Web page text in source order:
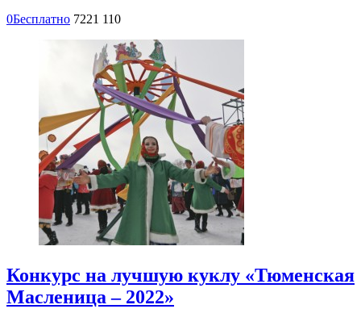
0Бесплатно 7221 110
Конкурс на лучшую куклу «Тюменская
Масленица – 2022»